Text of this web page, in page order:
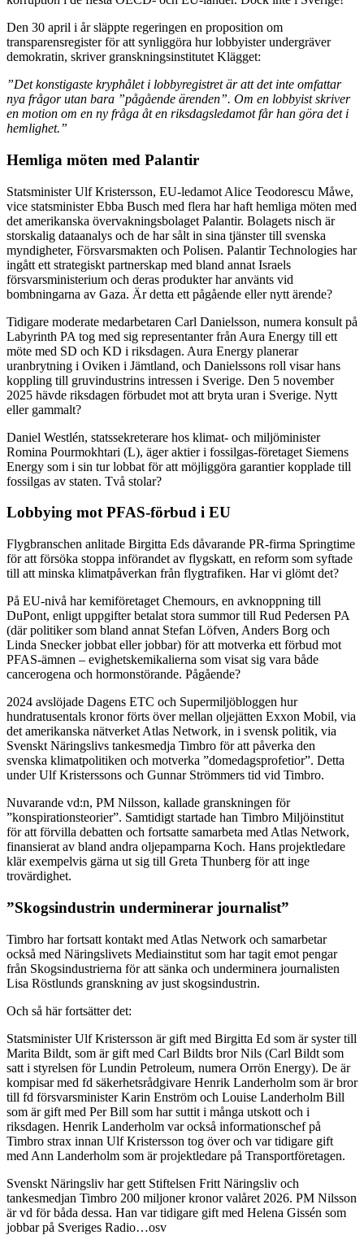
Den 30 april i år släppte regeringen en proposition om
transparensregister för att synliggöra hur lobbyister undergräver
demokratin, skriver granskningsinstitutet Klägget:
”Det konstigaste kryphålet i lobbyregistret är att det inte omfattar
nya frågor utan bara ”pågående ärenden”. Om en lobbyist skriver
en motion om en ny fråga åt en riksdagsledamot får han göra det i
hemlighet.”
Hemliga möten med Palantir
Statsminister Ulf Kristersson, EU-ledamot Alice Teodorescu Måwe,
vice statsminister Ebba Busch med flera har haft hemliga möten med
det amerikanska övervakningsbolaget Palantir. Bolagets nisch är
storskalig dataanalys och de har sålt in sina tjänster till svenska
myndigheter, Försvarsmakten och Polisen. Palantir Technologies har
ingått ett strategiskt partnerskap med bland annat Israels
försvarsministerium och deras produkter har använts vid
bombningarna av Gaza. Är detta ett pågående eller nytt ärende?
Tidigare moderate medarbetaren Carl Danielsson, numera konsult på
Labyrinth PA tog med sig representanter från Aura Energy till ett
möte med SD och KD i riksdagen. Aura Energy planerar
uranbrytning i Oviken i Jämtland, och Danielssons roll visar hans
koppling till gruvindustrins intressen i Sverige. Den 5 november
2025 hävde riksdagen förbudet mot att bryta uran i Sverige. Nytt
eller gammalt?
Daniel Westlén, statssekreterare hos klimat- och miljöminister
Romina Pourmokhtari (L), äger aktier i fossilgas-företaget Siemens
Energy som i sin tur lobbat för att möjliggöra garantier kopplade till
fossilgas av staten. Två stolar?
Lobbying mot PFAS-förbud i EU
Flygbranschen anlitade Birgitta Eds dåvarande PR-firma Springtime
för att försöka stoppa införandet av flygskatt, en reform som syftade
till att minska klimatpåverkan från flygtrafiken. Har vi glömt det?
På EU-nivå har kemiföretaget Chemours, en avknoppning till
DuPont, enligt uppgifter betalat stora summor till Rud Pedersen PA
(där politiker som bland annat Stefan Löfven, Anders Borg och
Linda Snecker jobbat eller jobbar) för att motverka ett förbud mot
PFAS-ämnen – evighetskemikalierna som visat sig vara både
cancerogena och hormonstörande. Pågående?
2024 avslöjade Dagens ETC och Supermiljöbloggen hur
hundratusentals kronor förts över mellan oljejätten Exxon Mobil, via
det amerikanska nätverket Atlas Network, in i svensk politik, via
Svenskt Näringslivs tankesmedja Timbro för att påverka den
svenska klimatpolitiken och motverka ”domedagsprofetior”. Detta
under Ulf Kristerssons och Gunnar Strömmers tid vid Timbro.
Nuvarande vd:n, PM Nilsson, kallade granskningen för
”konspirationsteorier”. Samtidigt startade han Timbro Miljöinstitut
för att förvilla debatten och fortsatte samarbeta med Atlas Network,
finansierat av bland andra oljepamparna Koch. Hans projektledare
klär exempelvis gärna ut sig till Greta Thunberg för att inge
trovärdighet.
”Skogsindustrin underminerar journalist”
Timbro har fortsatt kontakt med Atlas Network och samarbetar
också med Näringslivets Mediainstitut som har tagit emot pengar
från Skogsindustrierna för att sänka och underminera journalisten
Lisa Röstlunds granskning av just skogsindustrin.
Och så här fortsätter det:
Statsminister Ulf Kristersson är gift med Birgitta Ed som är syster till
Marita Bildt, som är gift med Carl Bildts bror Nils (Carl Bildt som
satt i styrelsen för Lundin Petroleum, numera Orrön Energy). De är
kompisar med fd säkerhetsrådgivare Henrik Landerholm som är bror
till fd försvarsminister Karin Enström och Louise Landerholm Bill
som är gift med Per Bill som har suttit i många utskott och i
riksdagen. Henrik Landerholm var också informationschef på
Timbro strax innan Ulf Kristersson tog över och var tidigare gift
med Ann Landerholm som är projektledare på Transportföretagen.
Svenskt Näringsliv har gett Stiftelsen Fritt Näringsliv och
tankesmedjan Timbro 200 miljoner kronor valåret 2026. PM Nilsson
är vd för båda dessa. Han var tidigare gift med Helena Gissén som
jobbar på Sveriges Radio…osv